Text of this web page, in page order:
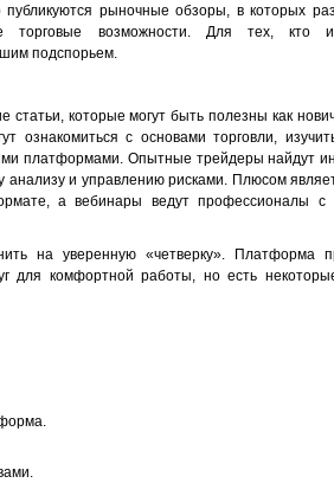
рыночные обзоры, в которых
торговые возможности. Для тех, кто
подспорьем.
которые могут быть полезны как
ознакомиться с основами торговли,
платформами. Опытные трейдеры найдут
анализу и управлению рисками. Плюсом
а вебинары ведут профессионалы с
на уверенную «четверку». Платформа
для комфортной работы, но есть